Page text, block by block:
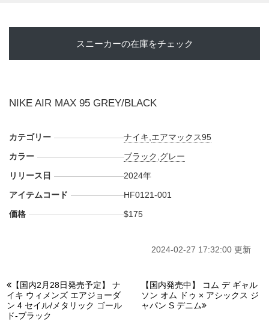
スニーカーの在庫をチェック
NIKE AIR MAX 95 GREY/BLACK
カテゴリー ナイキ エアマックス95
カラー
ブラック グレー
リリース日
2024年
アイテムコード
HF0121-001
価格
$175
2024-02-27 17:32:00 更新
【国内2月28日発売予定】 ナ
イキ ウィメンズ エアジョーダ
ン 4 セイル/メタリック ゴール
ド-ブラック
【国内発売中】 コム デ ギャル
ソン オム ドゥ × アシックス ジ
ャパン S デニム